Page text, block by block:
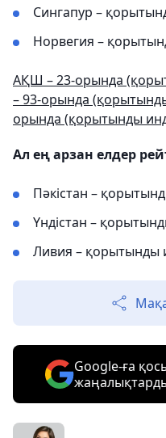
Сингапур –
Норвегия –
АҚШ – 23-орында
– 93-орында
орында (қорытынды
Ал ең арзан елдер
Пәкістан –
Үндістан –
Ливия – қорытынды
Google-ға